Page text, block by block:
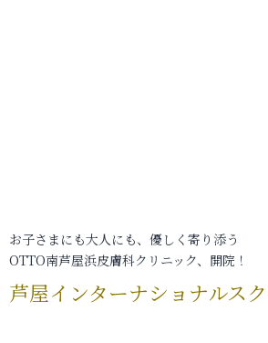
お子さまにも大人にも、優しく寄り添う
OTTO南芦屋浜皮膚科クリニック、開院！
芦屋インターナショナルス